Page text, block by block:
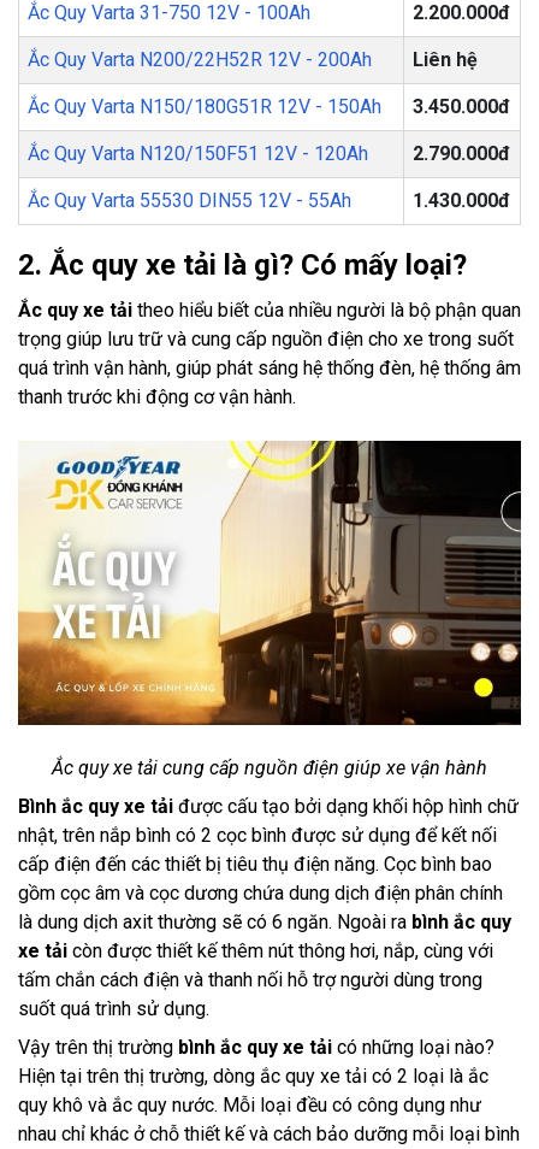
Ắc Quy Varta 31-750 12V - 100Ah 2.200.000đ
Ắc Quy Varta N200/22H52R 12V - 200Ah Liên hệ
Ắc Quy Varta N150/180G51R 12V - 150Ah 3.450.000đ
Ắc Quy Varta N120/150F51 12V - 120Ah 2.790.000đ
Ắc Quy Varta 55530 DIN55 12V - 55Ah 1.430.000đ
2. Ắc quy xe tải là gì? Có mấy loại?
Ắc quy xe tải theo hiểu biết của nhiều người là bộ phận quan
trọng giúp lưu trữ và cung cấp nguồn điện cho xe trong suốt
quá trình vận hành, giúp phát sáng hệ thống đèn, hệ thống âm
thanh trước khi động cơ vận hành.
Ắc quy xe tải cung cấp nguồn điện giúp xe vận hành
Bình ắc quy xe tải được cấu tạo bởi dạng khối hộp hình chữ
nhật, trên nắp bình có 2 cọc bình được sử dụng để kết nối
cấp điện đến các thiết bị tiêu thụ điện năng. Cọc bình bao
gồm cọc âm và cọc dương chứa dung dịch điện phân chính
là dung dịch axit thường sẽ có 6 ngăn. Ngoài ra bình ắc quy
xe tải còn được thiết kế thêm nút thông hơi, nắp, cùng với
tấm chắn cách điện và thanh nối hỗ trợ người dùng trong
suốt quá trình sử dụng.
Vậy trên thị trường bình ắc quy xe tải có những loại nào?
Hiện tại trên thị trường, dòng ắc quy xe tải có 2 loại là ắc
quy khô và ắc quy nước. Mỗi loại đều có công dụng như
nhau chỉ khác ở chỗ thiết kế và cách bảo dưỡng mỗi loại bình